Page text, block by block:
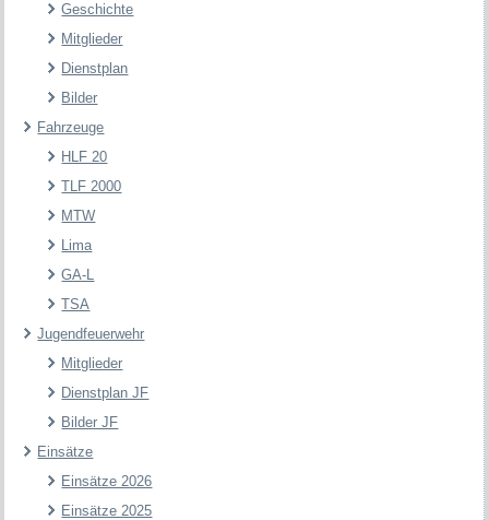
Geschichte
Mitglieder
Dienstplan
Bilder
Fahrzeuge
HLF 20
TLF 2000
MTW
Lima
GA-L
TSA
Jugendfeuerwehr
Mitglieder
Dienstplan JF
Bilder JF
Einsätze
Einsätze 2026
Einsätze 2025